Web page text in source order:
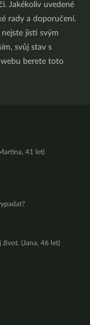
Jakékoliv uvedené
rady a doporučení.
jistí svým
svůj stav s
berete toto
41 let)
život. (Jana, 46 let)